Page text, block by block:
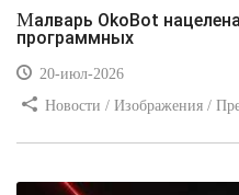
Малварь OkoBot нацелена на владельцев
программных
20-июл-2026
Новости / Изображения /